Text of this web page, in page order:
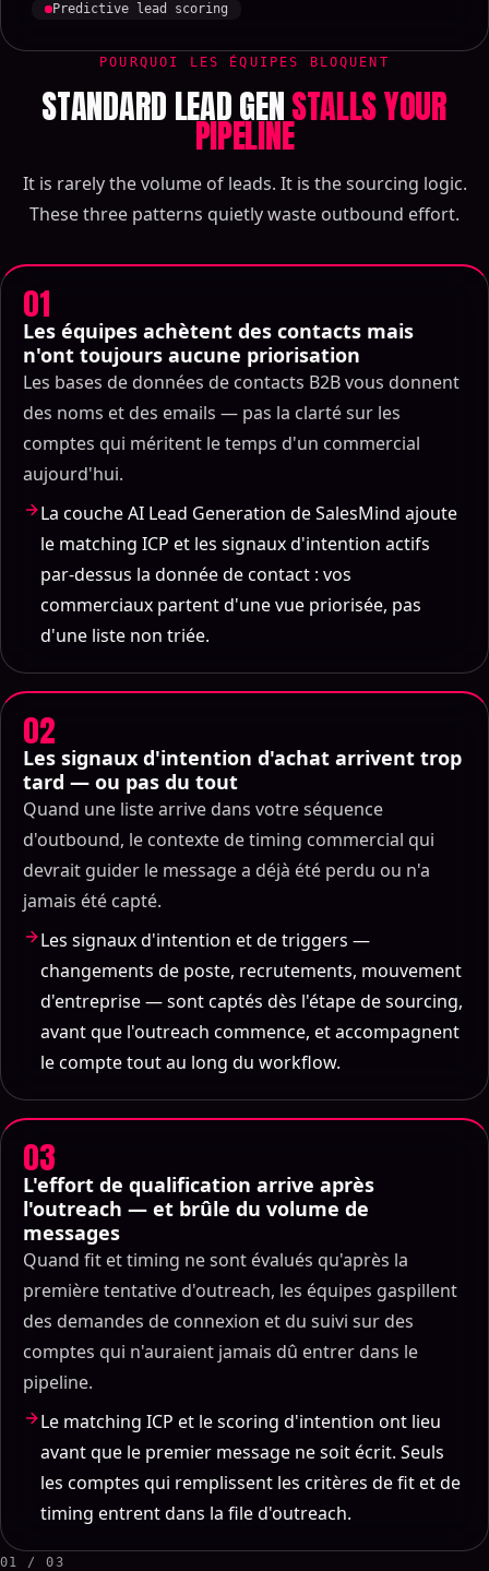
Predictive lead scoring
POURQUOI LES ÉQUIPES BLOQUENT
STANDARD LEAD GENSTALLS YOUR
PIPELINE
It is rarely the volume of leads. It is the sourcing logic.
These three patterns quietly waste outbound effort.
01
Les équipes achètent des contacts mais
n'ont toujours aucune priorisation
Les bases de données de contacts B2B vous donnent
des noms et des emails — pas la clarté sur les
comptes qui méritent le temps d'un commercial
aujourd'hui.
La couche AI Lead Generation de SalesMind ajoute
le matching ICP et les signaux d'intention actifs
par-dessus la donnée de contact : vos
commerciaux partent d'une vue priorisée, pas
d'une liste non triée.
02
Les signaux d'intention d'achat arrivent trop
tard — ou pas du tout
Quand une liste arrive dans votre séquence
d'outbound, le contexte de timing commercial qui
devrait guider le message a déjà été perdu ou n'a
jamais été capté.
Les signaux d'intention et de triggers —
changements de poste, recrutements, mouvement
d'entreprise — sont captés dès l'étape de sourcing,
avant que l'outreach commence, et accompagnent
le compte tout au long du workflow.
03
L'effort de qualification arrive après
l'outreach — et brûle du volume de
messages
Quand fit et timing ne sont évalués qu'après la
première tentative d'outreach, les équipes gaspillent
des demandes de connexion et du suivi sur des
comptes qui n'auraient jamais dû entrer dans le
pipeline.
Le matching ICP et le scoring d'intention ont lieu
avant que le premier message ne soit écrit. Seuls
les comptes qui remplissent les critères de fit et de
timing entrent dans la file d'outreach.
01 / 03